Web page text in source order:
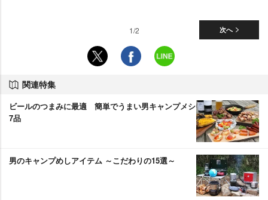
次へ
1/2
関連特集
ビールのつまみに最適 簡単でうまい男キャンプメシ
7品
男のキャンプめしアイテム ～こだわりの15選～